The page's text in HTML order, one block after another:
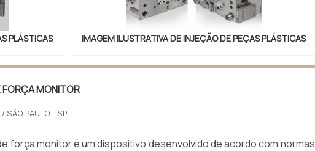
PLÁSTICAS IMAGEM ILUSTRATIVA DE INJEÇÃO DE PEÇAS PLÁSTICAS
MONITOR
/ SÃO PAULO - SP
força monitor é um dispositivo desenvolvido de acordo com normas